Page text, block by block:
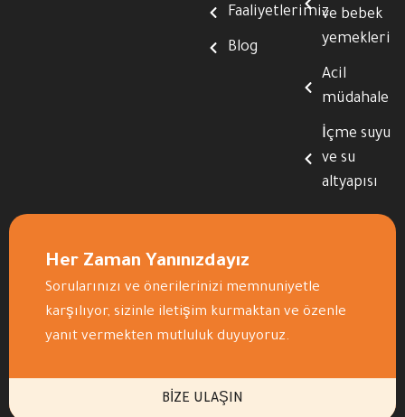
Faaliyetlerimiz
Blog
ve bebek
yemekleri
Acil
müdahale
İçme suyu
ve su
altyapısı
Her Zaman Yanınızdayız
Sorularınızı ve önerilerinizi memnuniyetle
karşılıyor, sizinle iletişim kurmaktan ve özenle
yanıt vermekten mutluluk duyuyoruz.
BIZE ULAŞIN